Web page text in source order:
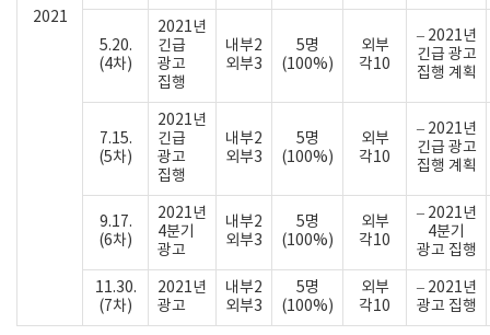
2021
5.20.
(4차)
2021년
긴급
광고
집행
내부2
외부3
5명
(100%)
외부
각10
– 2021년
긴급 광고
집행 계획
7.15.
(5차)
2021년
긴급
광고
집행
내부2
외부3
5명
(100%)
외부
각10
– 2021년
긴급 광고
집행 계획
9.17.
(6차)
2021년
4분기
광고
내부2
외부3
5명
(100%)
외부
각10
– 2021년
4분기
광고 집행
11.30.
(7차)
2021년
광고
내부2
외부3
5명
(100%)
외부
각10
– 2021년
광고 집행